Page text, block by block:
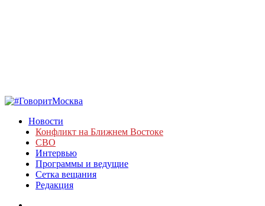
Новости
Конфликт на Ближнем Востоке
СВО
Интервью
Программы и ведущие
Сетка вещания
Редакция